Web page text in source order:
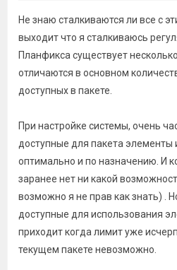
Не знаю сталкиваются ли все с
выходит что я сталкиваюсь
Планфикса существует
отличаются в основном
доступных в пакете.
При настройке системы, очень
доступные для пакета элементы
оптимально и по назначению. И
заранее нет ни какой
возможно я не прав как знать) .
доступные для использования
приходит когда лимит уже
текущем пакете невозможно.